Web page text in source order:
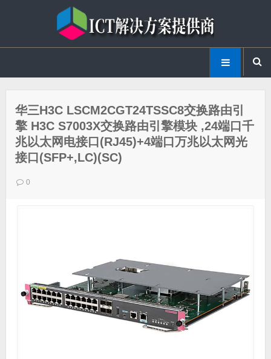
华三H3C LSCM2CGT24TSSC8交换路由引
擎 H3C S7003X交换路由引擎模块 ,24端口千
兆以太网电接口(RJ45)+4端口万兆以太网光
接口(SFP+,LC)(SC)
0